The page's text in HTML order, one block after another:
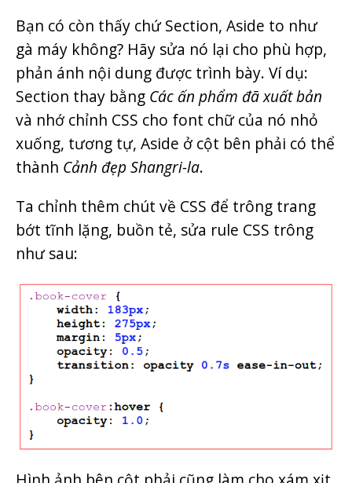
Bạn có còn thấy chứ Section, Aside to như
gà máy không? Hãy sửa nó lại cho phù hợp,
phản ánh nội dung được trình bày. Ví dụ:
Section thay bằng Các ấn phẩm đã xuất bản
và nhớ chỉnh CSS cho font chữ của nó nhỏ
xuống, tương tự, Aside ở cột bên phải có thể
thành Cảnh đẹp Shangri-la.
Ta chỉnh thêm chút về CSS để trông trang
bớt tĩnh lặng, buồn tẻ, sửa rule CSS trông
như sau: